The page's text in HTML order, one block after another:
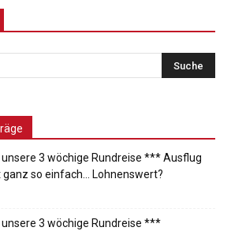
3 wöchige Rundreise *** Ausflug
so einfach… Lohnenswert?
3 wöchige Rundreise ***